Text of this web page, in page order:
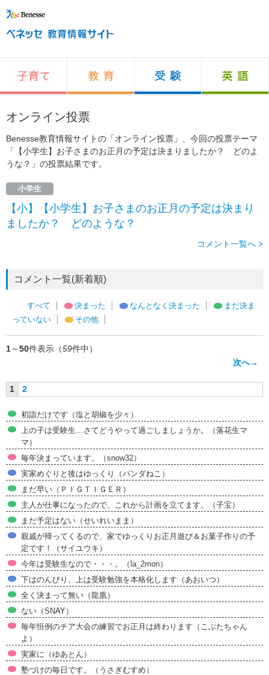
オンライン投票
Benesse教育情報サイトの「オンライン投票」、今回の投票テーマ
「【小学生】お子さまのお正月の予定は決まりましたか？ どのよ
うな？」の投票結果です。
小学生
【小】【小学生】お子さまのお正月の予定は決まり
ましたか？ どのような？
コメント一覧へ >
コメント一覧(新着順)
すべて 決まった なんとなく決まった
まだ決ま
っていない
その他
1～50件表示（59件中）
次へ→
1 2
初詣だけです（塩と胡椒を少々）
上の子は受験生…さてどうやって過ごしましょうか。（落花生マ
マ）
毎年決まっています。（snow32）
実家めぐりと後はゆっくり（パンダねこ）
まだ早い（ＰＩＧＴＩＧＥＲ）
主人が仕事になったので、これから計画を立てます。（子宝）
まだ予定はない（せいれいまま）
親戚が帰ってくるので、家でゆっくりお正月遊び＆お菓子作りの予
定です！（サイユウキ）
今年は受験生なので・・・。（la_2mon）
下はのんびり、上は受験勉強を本格化します（あおいつ）
全く決まって無い（龍凰）
ない（SNAY）
毎年恒例のチア大会の練習でお正月は終わります（こぶたちゃん
よ）
実家に（ゆあとん）
塾づけの毎日です。（うさぎむすめ）